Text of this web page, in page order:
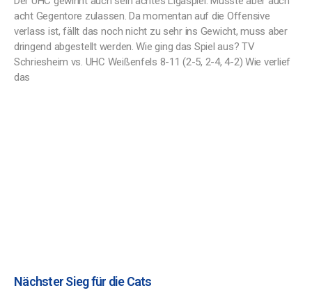
acht Gegentore zulassen. Da momentan auf die Offensive
verlass ist, fällt das noch nicht zu sehr ins Gewicht, muss aber
dringend abgestellt werden. Wie ging das Spiel aus? TV
Schriesheim vs. UHC Weißenfels 8-11 (2-5, 2-4, 4-2) Wie verlief
das
Nächster Sieg für die Cats